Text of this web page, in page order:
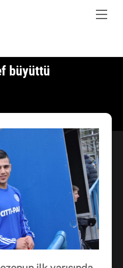
büyüttü